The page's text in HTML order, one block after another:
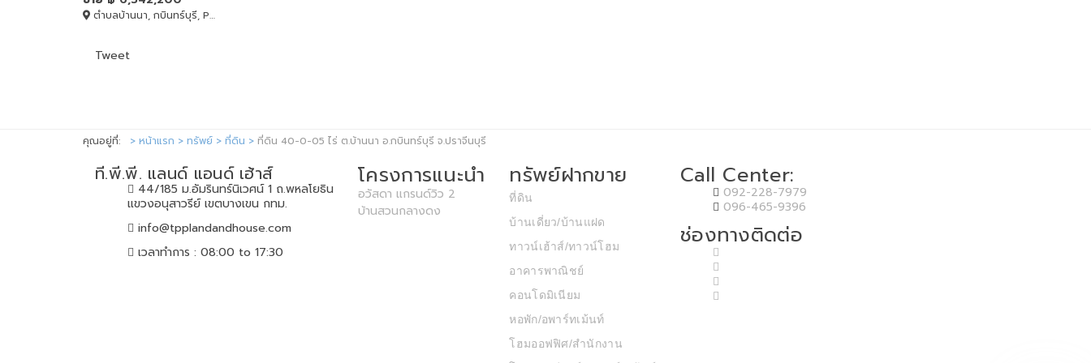
ตำบลบ้านนา, กบินทร์บุรี, Prachin Buri
Tweet
คุณอยู่ที่: หน้าแรก ทรัพย์ ที่ดิน ที่ดิน 40-0-05 ไร่ ต.บ้านนา อ.กบินทร์บุรี จ.ปราจีนบุรี
ที.พี.พี. แลนด์ แอนด์ เฮ้าส์
44/185 ม.อัมรินทร์นิเวศน์ 1 ถ.พหลโยธิน
แขวงอนุสาวรีย์ เขตบางเขน กทม.
info@tpplandandhouse.com
เวลาทำการ : 08:00 to 17:30
โครงการแนะนำ
อวัสดา แกรนด์วิว 2
บ้านสวนกลางดง
ทรัพย์ฝากขาย
ที่ดิน
บ้านเดี่ยว/บ้านแฝด
ทาวน์เฮ้าส์/ทาวน์โฮม
อาคารพาณิชย์
คอนโดมิเนียม
หอพัก/อพาร์ทเม้นท์
โฮมออฟฟิศ/สำนักงาน
Call Center:
092-228-7979
096-465-9396
ช่องทางติดต่อ